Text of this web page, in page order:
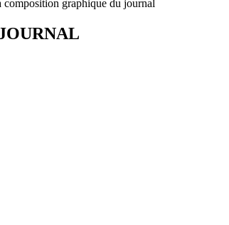
composition graphique du journal